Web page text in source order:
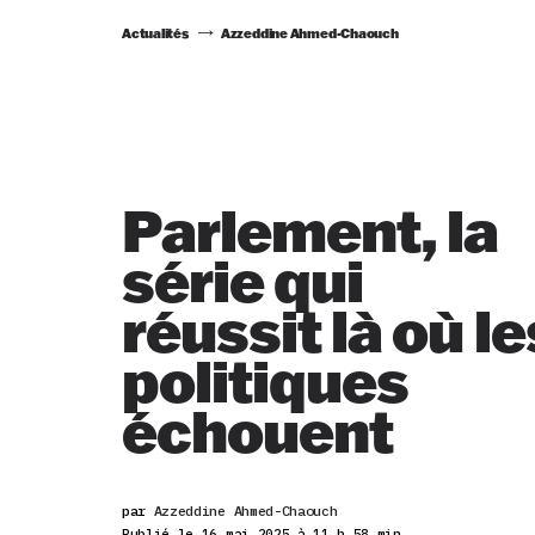
Actualités Azzeddine Ahmed-Chaouch
Parlement, la
série qui
réussit là où
politiques
échouent
par Azzeddine Ahmed-Chaouch